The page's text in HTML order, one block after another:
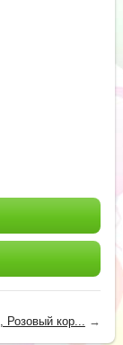
кор...
→